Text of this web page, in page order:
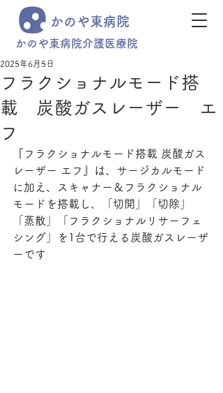
かのや東病院
かのや東病院介護医療院
フラクショナルモード搭
載 炭酸ガスレーザー エ
フ
2025年6月5日
『フラクショナルモード搭載 炭酸ガス
レーザー エフ』は、サージカルモード
に加え、スキャナー＆フラクショナル
モードを搭載し、「切開」「切除」
「蒸散」「フラクショナルリサーフェ
シング」を1台で行える炭酸ガスレーザ
ーです